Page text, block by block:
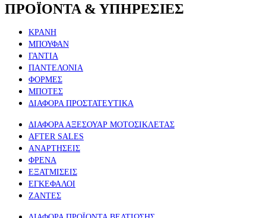
ΠΡΟΪΟΝΤΑ & ΥΠΗΡΕΣΙΕΣ
ΚΡΑΝΗ
ΜΠΟΥΦΑΝ
ΓΑΝΤΙΑ
ΠΑΝΤΕΛΟΝΙΑ
ΦΟΡΜΕΣ
ΜΠΟΤΕΣ
ΔΙΑΦΟΡΑ ΠΡΟΣΤΑΤΕΥΤΙΚΑ
ΔΙΑΦΟΡΑ ΑΞΕΣΟΥΑΡ ΜΟΤΟΣΙΚΛΕΤΑΣ
AFTER SALES
ΑΝΑΡΤΗΣΕΙΣ
ΦΡΕΝΑ
ΕΞΑΤΜΙΣΕΙΣ
ΕΓΚΕΦΑΛΟΙ
ΖΑΝΤΕΣ